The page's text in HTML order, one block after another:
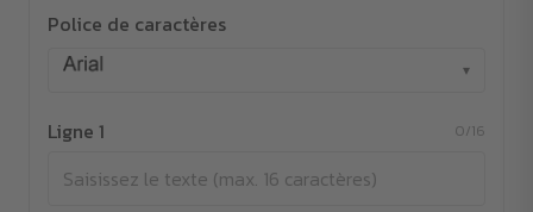
Police de caractères
▾
Ligne 1 0/16